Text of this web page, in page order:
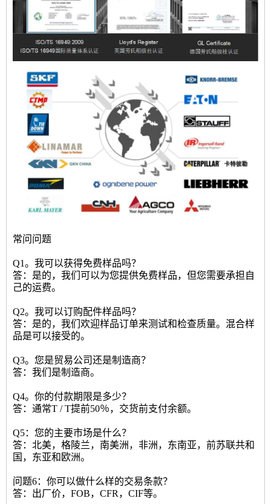
常问问题
Q1。我可以获得免费样品吗？
答：是的，我们可以为您提供免费样品，但您需要承担自
己的运费。
Q2。我可以订购配件样品吗？
答：是的，我们欢迎样品订单来测试和检查质量。混合样
品是可以接受的。
Q3。您是贸易公司还是制造商？
答：我们是制造商。
Q4。你的付款期限是多少？
答：通常T / T提前50％，交货前支付余额。
Q5：您的主要市场是什么？
答：北美，格陵兰，南美洲，非洲，东南亚，前苏联共和
国，东亚和欧洲。
问题6：你可以做什么样的交易条款？
答：出厂价，FOB，CFR，CIF等。